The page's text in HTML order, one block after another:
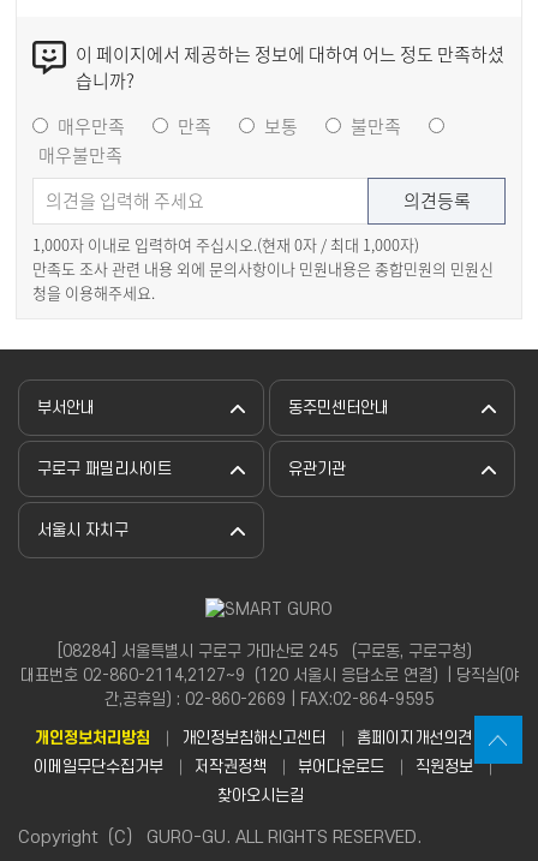
이 페이지에서 제공하는 정보에 대하여 어느 정도 만족하셨
습니까?
매우만족
만족 보통
불만족
매우불만족
1,000자 이내로 입력하여 주십시오.(현재 0자 / 최대 1,000자)
만족도 조사 관련 내용 외에 문의사항이나 민원내용은 종합민원의 민원신
청을 이용해주세요.
부서안내 동주민센터안내
구로구 패밀리사이트 유관기관
서울시 자치구
[08284] 서울특별시 구로구 가마산로 245 （구로동, 구로구청）
대표번호 02-860-2114,2127~9（120 서울시 응답소로 연결）| 당직실(야
간,공휴일) : 02-860-2669 | FAX:02-864-9595
개인정보처리방침 개인정보침해신고센터
홈페이지개선의견
이메일무단수집거부
저작권정책 뷰어다운로드
직원정보
찾아오시는길
Copyright（C） GURO-GU. ALL RIGHTS RESERVED.